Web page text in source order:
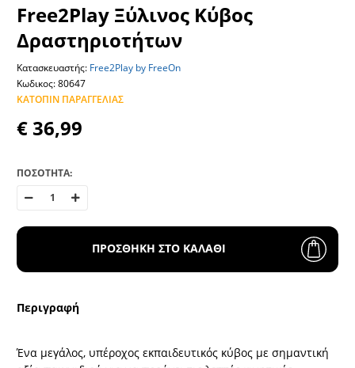
Free2Play Ξύλινος Κύβος
Δραστηριοτήτων
Κατασκευαστής: Free2Play by FreeOn
Κωδικος: 80647
ΚΑΤΌΠΙΝ ΠΑΡΑΓΓΕΛΊΑΣ
€ 36,99
ΠΟΣΟΤΗΤΑ:
ΠΡΟΣΘΗΚΗ ΣΤΟ ΚΑΛΑΘΙ
Περιγραφή
Ένα μεγάλος, υπέροχος εκπαιδευτικός κύβος με σημαντική